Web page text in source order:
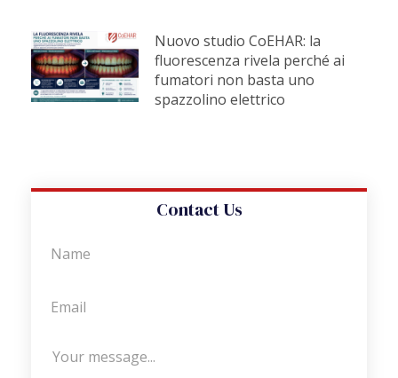
Nuovo studio CoEHAR: la
fluorescenza rivela perché ai
fumatori non basta uno
spazzolino elettrico
Contact Us